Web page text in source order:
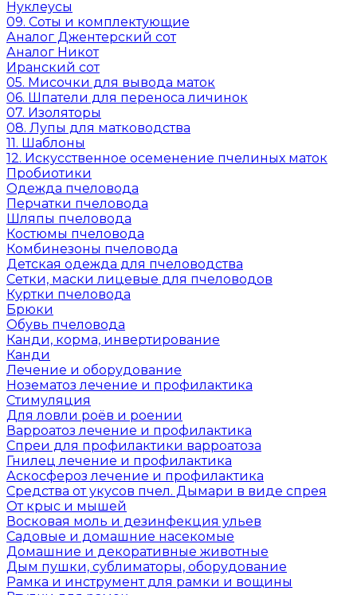
Нуклеусы
09. Соты и комплектующие
Аналог Джентерский сот
Аналог Никот
Иранский сот
05. Мисочки для вывода маток
06. Шпатели для переноса личинок
07. Изоляторы
08. Лупы для матководства
11. Шаблоны
12. Искусственное осеменение пчелиных маток
Пробиотики
Одежда пчеловода
Перчатки пчеловода
Шляпы пчеловода
Костюмы пчеловода
Комбинезоны пчеловода
Детская одежда для пчеловодства
Сетки, маски лицевые для пчеловодов
Куртки пчеловода
Брюки
Обувь пчеловода
Канди, корма, инвертирование
Канди
Лечение и оборудование
Нозематоз лечение и профилактика
Стимуляция
Для ловли роёв и роении
Варроатоз лечение и профилактика
Спреи для профилактики варроатоза
Гнилец лечение и профилактика
Аскосфероз лечение и профилактика
Средства от укусов пчел. Дымари в виде спрея
От крыс и мышей
Восковая моль и дезинфекция ульев
Садовые и домашние насекомые
Домашние и декоративные животные
Дым пушки, сублиматоры, оборудование
Рамка и инструмент для рамки и вощины